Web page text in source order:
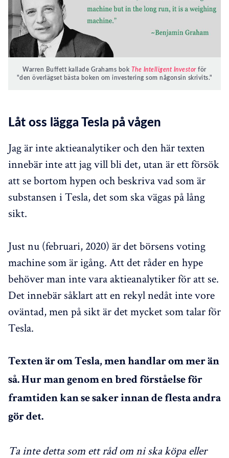
Warren Buffett kallade Grahams bok The Intelligent Investorför
"den överlägset bästa boken om investering som någonsin skrivits."
Låt oss lägga Tesla på vågen
Jag är inte aktieanalytiker och den här texten
innebär inte att jag vill bli det, utan är ett försök
att se bortom hypen och beskriva vad som är
substansen i Tesla, det som ska vägas på lång
sikt.
Just nu (februari, 2020) är det börsens voting
machine som är igång. Att det råder en hype
behöver man inte vara aktieanalytiker för att se.
Det innebär såklart att en rekyl nedåt inte vore
oväntad, men på sikt är det mycket som talar för
Tesla.
Texten är om Tesla, men handlar om mer än
så. Hur man genom en bred förståelse för
framtiden kan se saker innan de flesta andra
gör det.
Ta inte detta som ett råd om ni ska köpa eller